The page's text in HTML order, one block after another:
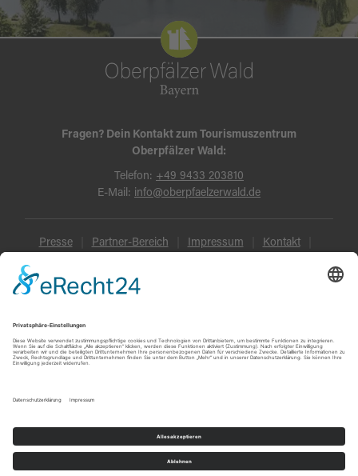
Fragen? Dein Kontakt zum Tourismuszentrum
Oberpfälzer Wald:
Telefon: +49 9433 203810
E-Mail: info@oberpfaelzerwald.de
Presse Partner-Bereich Impressum Kontakt
Datenschutz